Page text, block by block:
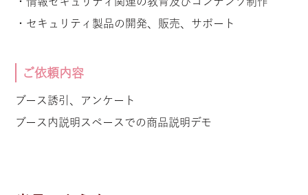
・セキュリティ製品の開発、販売、サポート
ご依頼内容
ブース誘引、アンケート
ブース内説明スペースでの商品説明デモ